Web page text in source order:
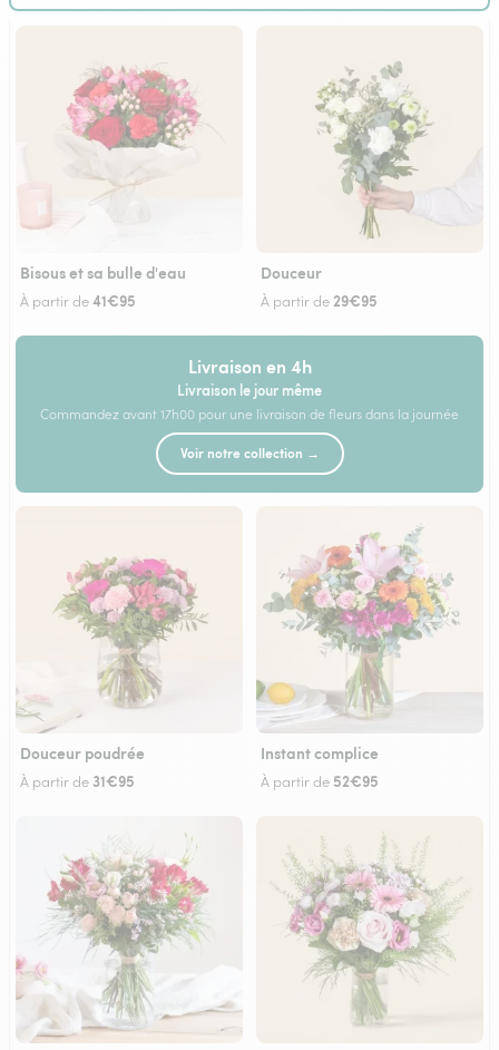
Bisous et sa bulle d'eau
À partir de41€95
Douceur
À partir de29€95
Livraison en 4h
Livraison le jour même
Commandez avant 17h00 pour une livraison de fleurs dans la journée
Voir notre collection →
Douceur poudrée
À partir de 31€95
Instant complice
À partir de 52€95